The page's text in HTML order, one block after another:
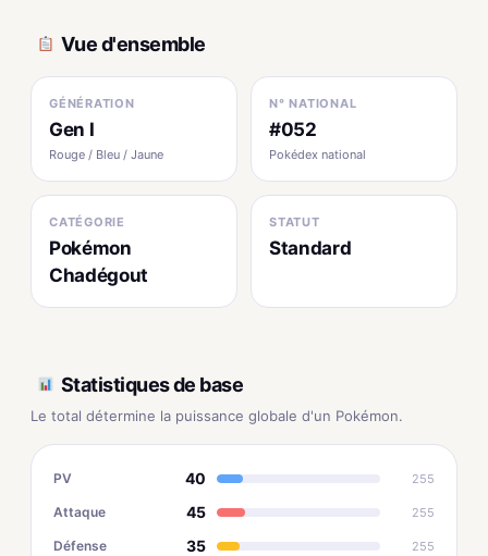
Vue d'ensemble
GÉNÉRATION
Gen I
Rouge / Bleu / Jaune
N° NATIONAL
#052
Pokédex national
CATÉGORIE
Pokémon
Chadégout
STATUT
Standard
Statistiques de base
Le total détermine la puissance globale d'un Pokémon.
PV 40 255
Attaque 45 255
Défense 35 255